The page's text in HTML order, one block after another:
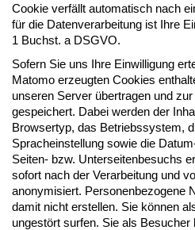
Cookie verfällt automatisch nach
für die Datenverarbeitung ist Ihre
1 Buchst. a DSGVO.
Sofern Sie uns Ihre Einwilligung
Matomo erzeugten Cookies
unseren Server übertragen und
gespeichert. Dabei werden der
Browsertyp, das Betriebssystem,
Spracheinstellung sowie die
Seiten- bzw. Unterseitenbesuchs
sofort nach der Verarbeitung und
anonymisiert. Personenbezogene
damit nicht erstellen. Sie können
ungestört surfen. Sie als